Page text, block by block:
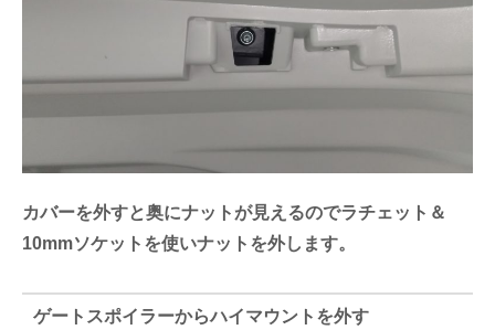
カバーを外すと奥にナットが見えるのでラチェット＆
10mmソケットを使いナットを外します。
ゲートスポイラーからハイマウントを外す